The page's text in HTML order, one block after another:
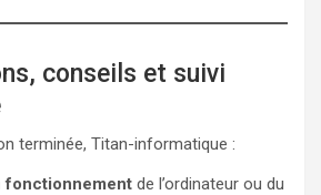
conseils et suivi
terminée, Titan-informatique :
fonctionnement de l’ordinateur ou du